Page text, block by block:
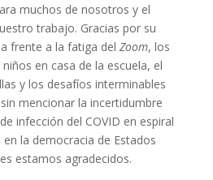
muchos de nosotros y el
trabajo. Gracias por su
frente a la fatiga del Zoom, los
en casa de la escuela, el
y los desafíos interminables
mencionar la incertidumbre
infección del COVID en espiral
la democracia de Estados
estamos agradecidos.